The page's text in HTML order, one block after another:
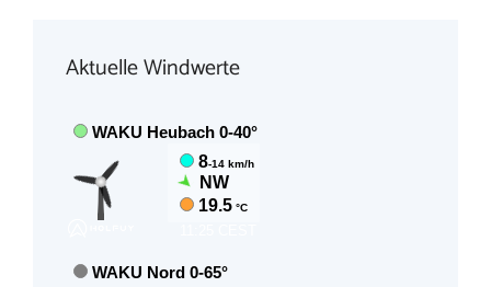
Aktuelle Windwerte